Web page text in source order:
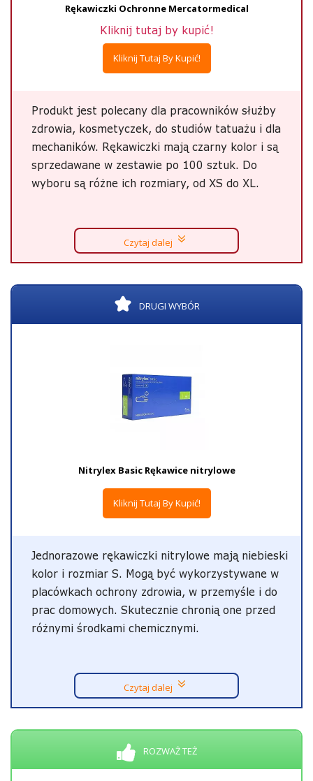
Rękawiczki Ochronne Mercatormedical
Kliknij tutaj by kupić!
Kliknij Tutaj By Kupić!
Produkt jest polecany dla pracowników służby
zdrowia, kosmetyczek, do studiów tatuażu i dla
mechaników. Rękawiczki mają czarny kolor i są
sprzedawane w zestawie po 100 sztuk. Do
wyboru są różne ich rozmiary, od XS do XL.
Czytaj dalej
DRUGI WYBÓR
Nitrylex Basic Rękawice nitrylowe
Kliknij Tutaj By Kupić!
Jednorazowe rękawiczki nitrylowe mają niebieski
kolor i rozmiar S. Mogą być wykorzystywane w
placówkach ochrony zdrowia, w przemyśle i do
prac domowych. Skutecznie chronią one przed
różnymi środkami chemicznymi.
Czytaj dalej
ROZWAŻ TEŻ